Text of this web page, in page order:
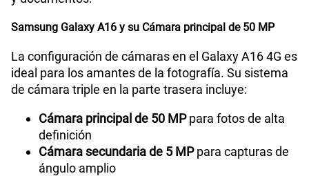
Samsung Galaxy A16 y su Cámara principal de 50 MP
La configuración de cámaras en el Galaxy A16 4G es
ideal para los amantes de la fotografía. Su sistema
de cámara triple en la parte trasera incluye:
Cámara principal de 50 MPpara fotos de alta
definición
Cámara secundaria de 5 MPpara capturas de
ángulo amplio